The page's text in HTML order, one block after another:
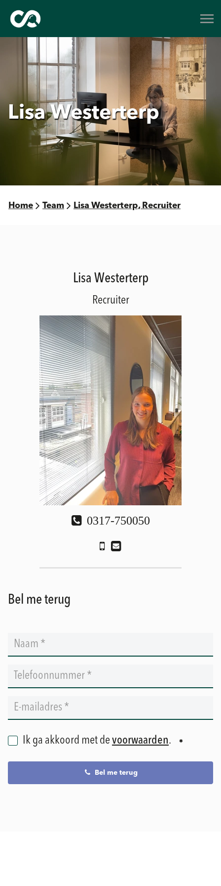
Lisa Westerterp
Home Team Lisa Westerterp, Recruiter
Lisa Westerterp
Recruiter
0317-750050
Bel me terug
Ik ga akkoord met devoorwaarden.
Bel me terug